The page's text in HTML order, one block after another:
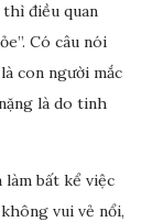
điều quan
Có câu nói
con người mắc
là do tinh
bất kể việc
vui vẻ nổi,